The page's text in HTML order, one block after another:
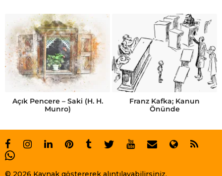
Açık Pencere – Saki (H. H.
Munro)
Franz Kafka; Kanun
Önünde
© 2026 Kaynak göstererek alıntılayabilirsiniz.